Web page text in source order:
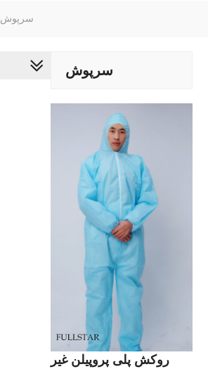
سرپوش
سرپوش
روکش پلی پروپیلن غیر